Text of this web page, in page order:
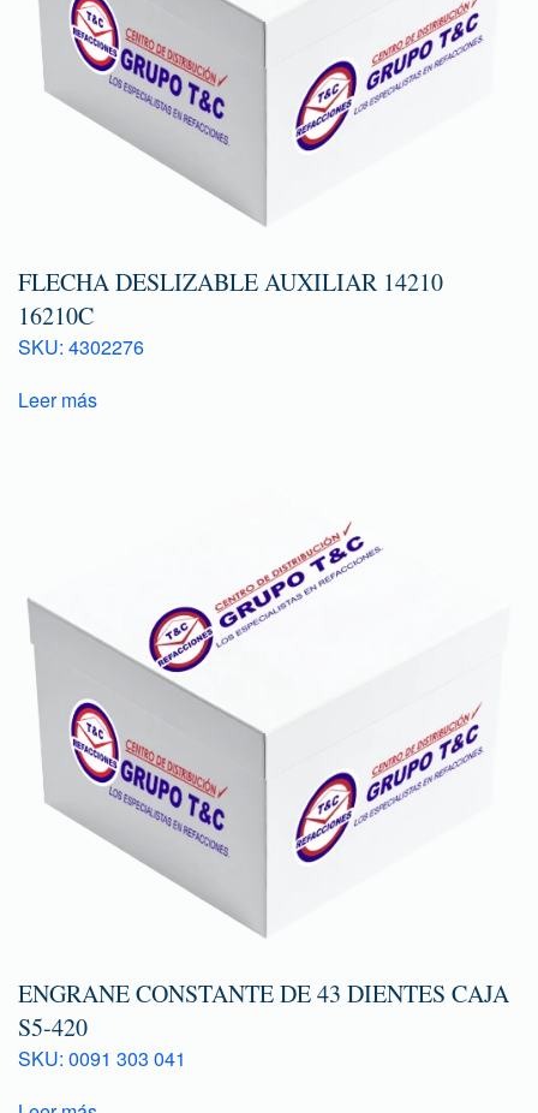
FLECHA DESLIZABLE AUXILIAR 14210
16210C
SKU: 4302276
Leer más
ENGRANE CONSTANTE DE 43 DIENTES CAJA
S5-420
SKU: 0091 303 041